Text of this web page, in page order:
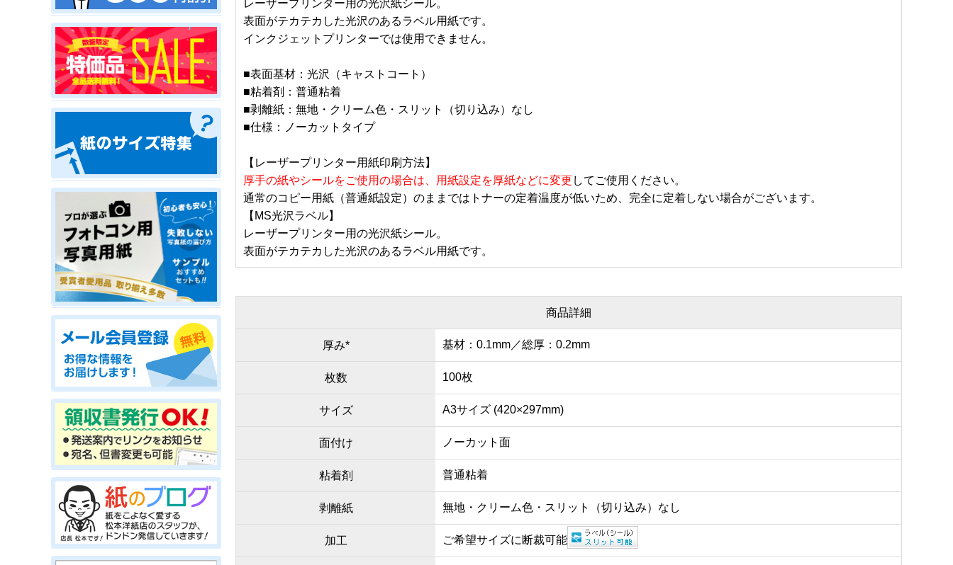
レーザープリンター用の光沢紙シール。
表面がテカテカした光沢のあるラベル用紙です。
インクジェットプリンターでは使用できません。
■表面基材：光沢（キャストコート）
■粘着剤：普通粘着
■剥離紙：無地・クリーム色・スリット（切り込み）なし
■仕様：ノーカットタイプ
【レーザープリンター用紙印刷方法】
厚手の紙やシールをご使用の場合は、用紙設定を厚紙などに変更 してご使用ください。
通常のコピー用紙（普通紙設定）のままではトナーの定着温度が低いため、完全に定着しない場合がございます。
【MS光沢ラベル】
レーザープリンター用の光沢紙シール。
表面がテカテカした光沢のあるラベル用紙です。
商品詳細
厚み* 基材：0.1mm／総厚：0.2mm
枚数 100枚
サイズ A3サイズ (420×297mm)
面付け ノーカット面
粘着剤 普通粘着
剥離紙 無地・クリーム色・スリット（切り込み）なし
加工 ご希望サイズに断裁可能